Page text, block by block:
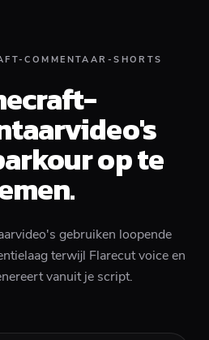
COMMENTAAR-SHORTS
op te
gebruiken loopende
terwijl Flarecut voice en
vanuit je script.